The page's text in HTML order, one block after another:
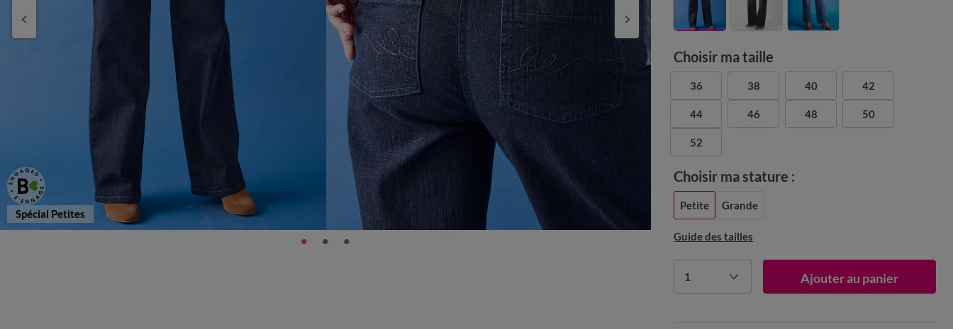
Spécial Petites
Choisir ma taille
36 38 40 42
44 46 48 50
52
Guide des tailles
Choisir ma stature :
Petite Grande
1 Ajouter au panier